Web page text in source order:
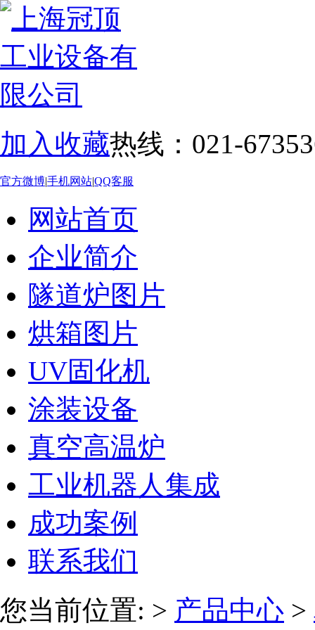
加入收藏热线：021-
官方微博|手机网站|QQ客服
网站首页
企业简介
隧道炉图片
烘箱图片
UV固化机
涂装设备
真空高温炉
工业机器人集成
成功案例
联系我们
您当前位置: > 产品中心 >